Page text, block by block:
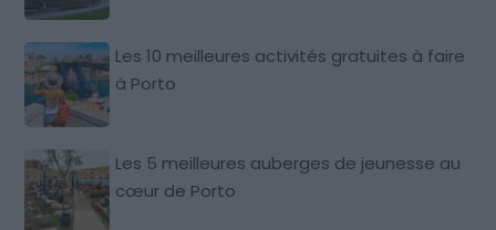
Les 10 meilleures activités gratuites à faire
à Porto
Les 5 meilleures auberges de jeunesse au
cœur de Porto